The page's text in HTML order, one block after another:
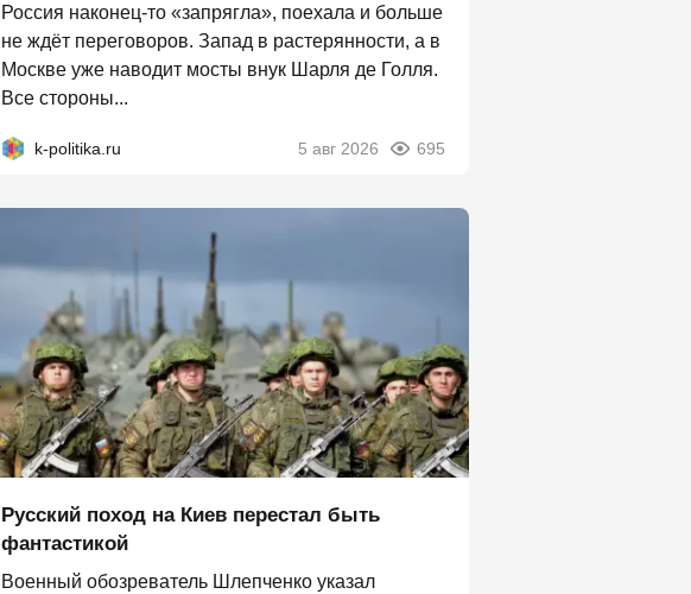
Россия наконец-то «запрягла», поехала и больше
не ждёт переговоров. Запад в растерянности, а в
Москве уже наводит мосты внук Шарля де Голля.
Все стороны...
k-politika.ru 5 авг 2026 695
Русский поход на Киев перестал быть
фантастикой
Военный обозреватель Шлепченко указал